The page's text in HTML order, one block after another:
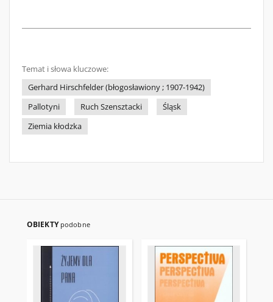
Temat i słowa kluczowe:
Gerhard Hirschfelder (błogosławiony ; 1907-1942)
Pallotyni
Ruch Szensztacki
Śląsk
Ziemia kłodzka
OBIEKTY podobne